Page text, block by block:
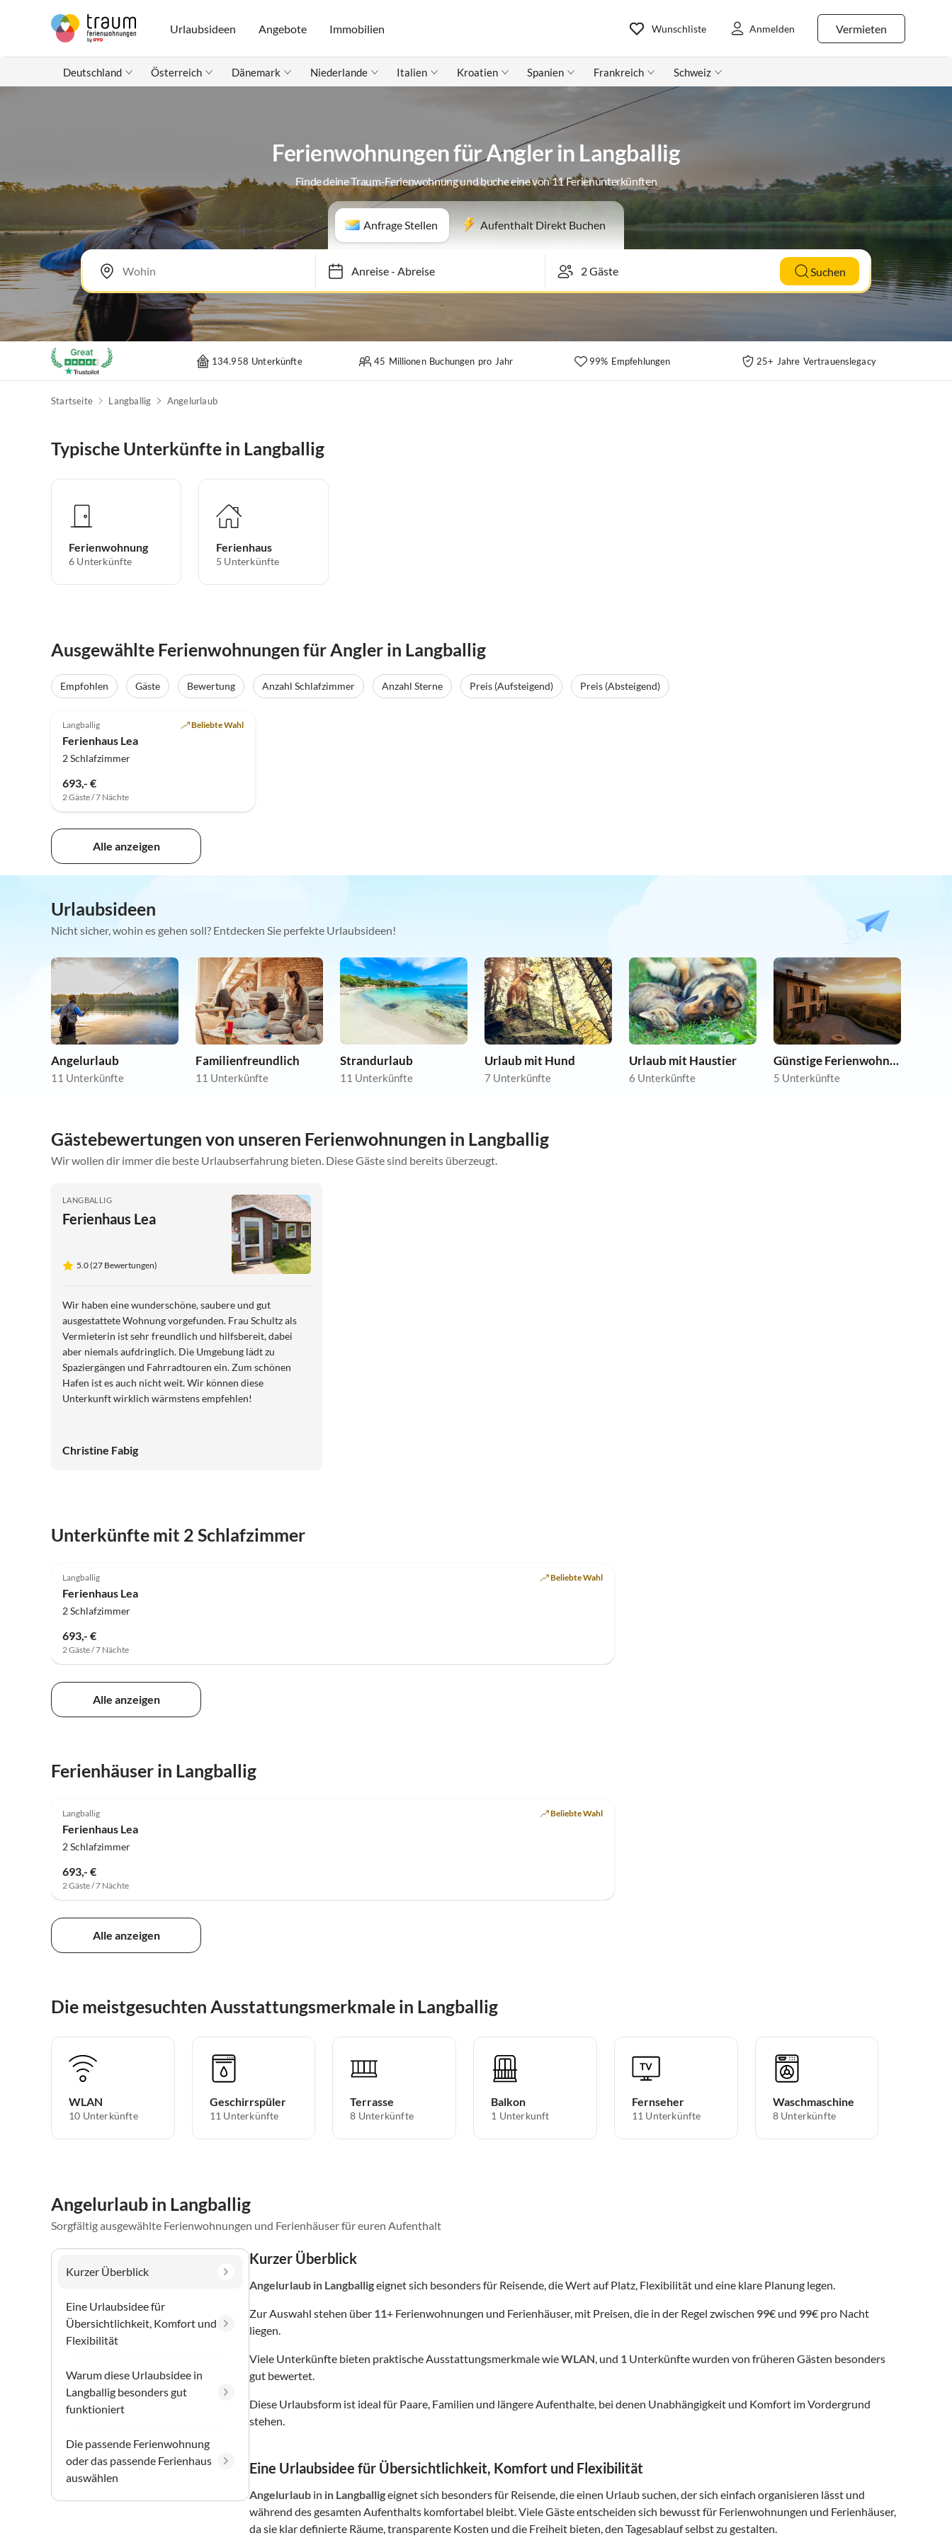
Urlaubsideen Angebote Immobilien Vermieten
Wunschliste Anmelden
Deutschland Österreich Dänemark Niederlande Italien Kroatien Spanien Frankreich Schweiz
Ferienwohnungen für Angler in Langballig
Finde deine Traum-Ferienwohnung und buche eine von 11 Ferienunterkünften
Anfrage Stellen Aufenthalt Direkt Buchen
Anreise-Abreise Suchen
134.958 Unterkünfte 45 Millionen Buchungen pro Jahr 99% Empfehlungen 25+ Jahre Vertrauenslegacy
Startseite Langballig Angelurlaub
Typische Unterkünfte in Langballig
Ferienwohnung
6 Unterkünfte
Ferienhaus
5 Unterkünfte
Ausgewählte Ferienwohnungen für Angler in Langballig
Empfohlen Gäste Bewertung Anzahl Schlafzimmer Anzahl Sterne Preis (Aufsteigend)
Preis (Absteigend)
Langballig Beliebte Wahl
Ferienhaus Lea
2 Schlafzimmer
693,- €
2 Gäste / 7 Nächte
Alle anzeigen
Urlaubsideen
Nicht sicher, wohin es gehen soll? Entdecken Sie perfekte Urlaubsideen!
Angelurlaub
11 Unterkünfte
Familienfreundlich
11 Unterkünfte
Strandurlaub
11 Unterkünfte
Urlaub mit Hund
7 Unterkünfte
Urlaub mit Haustier
6 Unterkünfte
Günstige Ferienwohnungen
5 Unterkünfte
Gästebewertungen von unseren Ferienwohnungen in Langballig
Wir wollen dir immer die beste Urlaubserfahrung bieten. Diese Gäste sind bereits überzeugt.
LANGBALLIG
Ferienhaus Lea
5.0 (27 Bewertungen)
Wir haben eine wunderschöne, saubere und gut
ausgestattete Wohnung vorgefunden. Frau Schultz als
Vermieterin ist sehr freundlich und hilfsbereit, dabei
aber niemals aufdringlich. Die Umgebung lädt zu
Spaziergängen und Fahrradtouren ein. Zum schönen
Hafen ist es auch nicht weit. Wir können diese
Unterkunft wirklich wärmstens empfehlen!
Christine Fabig
Unterkünfte mit 2 Schlafzimmer
Langballig Beliebte Wahl
Ferienhaus Lea
2 Schlafzimmer
693,- €
2 Gäste / 7 Nächte
Alle anzeigen
Ferienhäuser in Langballig
Langballig Beliebte Wahl
Ferienhaus Lea
2 Schlafzimmer
693,- €
2 Gäste / 7 Nächte
Alle anzeigen
Die meistgesuchten Ausstattungsmerkmale in Langballig
WLAN
10 Unterkünfte
Geschirrspüler
11 Unterkünfte
Terrasse
8 Unterkünfte
Balkon
1 Unterkunft
Fernseher
11 Unterkünfte
Waschmaschine
8 Unterkünfte
Angelurlaub in Langballig
Sorgfältig ausgewählte Ferienwohnungen und Ferienhäuser für euren Aufenthalt
Kurzer Überblick
Eine Urlaubsidee für
Übersichtlichkeit, Komfort und
Flexibilität
Warum diese Urlaubsidee in
Langballig besonders gut
funktioniert
Die passende Ferienwohnung
oder das passende Ferienhaus
auswählen
Kurzer Überblick
Angelurlaub in Langballigeignet sich besonders für Reisende, die Wert auf Platz, Flexibilität und eine klare Planung legen.
Zur Auswahl stehen über 11+ Ferienwohnungen und Ferienhäuser, mit Preisen, die in der Regel zwischen 99€ und 99€ pro Nacht
liegen.
Viele Unterkünfte bieten praktische Ausstattungsmerkmale wieWLAN, und 1 Unterkünfte wurden von früheren Gästen besonders
gut bewertet.
Diese Urlaubsform ist ideal für Paare, Familien und längere Aufenthalte, bei denen Unabhängigkeit und Komfort im Vordergrund
stehen.
Eine Urlaubsidee für Übersichtlichkeit, Komfort und Flexibilität
Angelurlaub in in Langballigeignet sich besonders für Reisende, die einen Urlaub suchen, der sich einfach organisieren lässt und
während des gesamten Aufenthalts komfortabel bleibt. Viele Gäste entscheiden sich bewusst für Ferienwohnungen und Ferienhäuser,
da sie klar definierte Räume, transparente Kosten und die Freiheit bieten, den Tagesablauf selbst zu gestalten.